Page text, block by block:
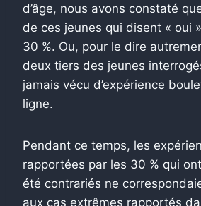
d’âge, nous avons constaté
de ces jeunes qui disent « oui
30 %. Ou, pour le dire
deux tiers des jeunes
jamais vécu d’expérience
ligne.
Pendant ce temps, les
rapportées par les 30 % qui
été contrariés ne
aux cas extrêmes rapportés